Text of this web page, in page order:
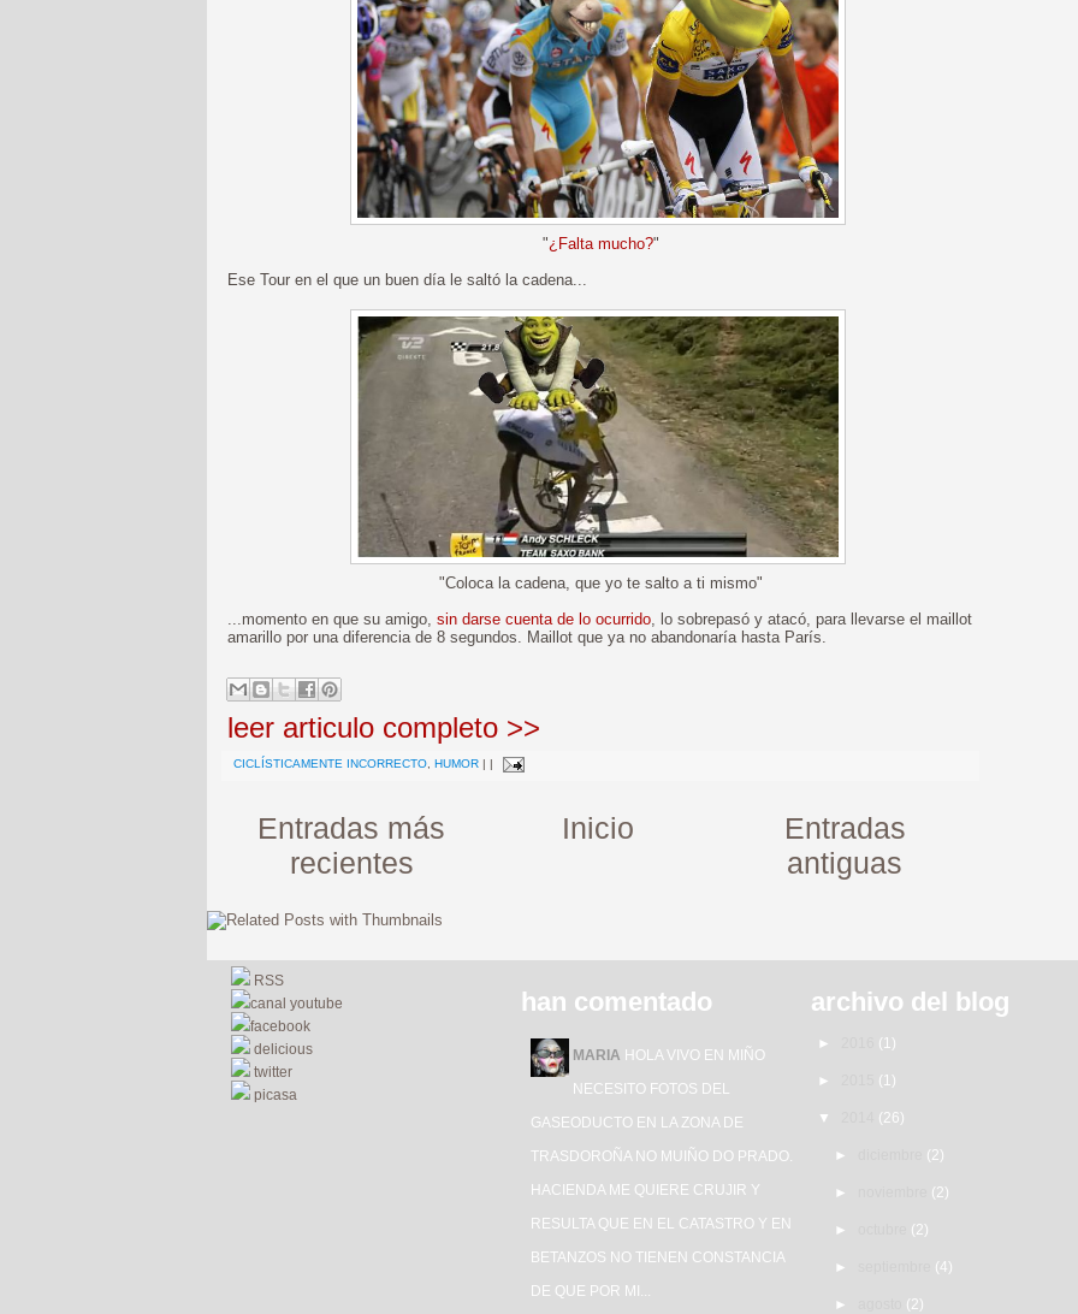
"¿Falta mucho?"
Ese Tour en el que un buen día le saltó la cadena...
"Coloca la cadena, que yo te salto a ti mismo"
...momento en que su amigo, sin darse cuenta de lo ocurrido , lo sobrepasó y atacó, para llevarse el maillot
amarillo por una diferencia de 8 segundos. Maillot que ya no abandonaría hasta París.
leer articulo completo >>
CICLÍSTICAMENTE INCORRECTO HUMOR | |
Entradas más
recientes
Entradas
antiguas
Inicio
RSS
canal youtube
facebook
delicious
twitter
picasa
han comentado
MARIA HOLA VIVO EN MIÑO
NECESITO FOTOS DEL
GASEODUCTO EN LA ZONA DE
TRASDOROÑA NO MUIÑO DO PRADO.
HACIENDA ME QUIERE CRUJIR Y
RESULTA QUE EN EL CATASTRO Y EN
BETANZOS NO TIENEN CONSTANCIA
DE QUE POR MI...
archivo del blog
► (1)
► (1)
▼ (26)
► (2)
► (2)
► (2)
► (4)
► (2)